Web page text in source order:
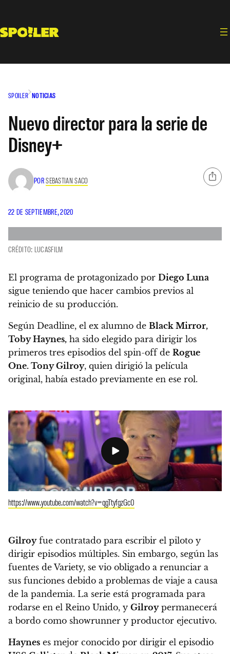
contenido
SPOILER NOTICIAS
Nuevo director para la serie de
Disney+
PORSEBASTIAN SACO
22 DE SEPTIEMBRE, 2020
CRÉDITO: LUCASFILM
El programa de protagonizado por Diego Luna
sigue teniendo que hacer cambios previos al
reinicio de su producción.
Según Deadline, el ex alumno de Black Mirror,
Toby Haynes, ha sido elegido para dirigir los
primeros tres episodios del spin-off de Rogue
One. Tony Gilroy, quien dirigió la película
original, había estado previamente en ese rol.
https://www.youtube.com/watch?v=qgTtyfgzGc0
Gilroyfue contratado para escribir el piloto y
dirigir episodios múltiples. Sin embargo, según las
fuentes de Variety, se vio obligado a renunciar a
sus funciones debido a problemas de viaje a causa
de la pandemia. La serie está programada para
rodarse en el Reino Unido, y Gilroypermanecerá
a bordo como showrunner y productor ejecutivo.
Haynes es mejor conocido por dirigir el episodio